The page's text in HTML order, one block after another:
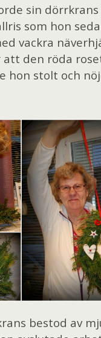
sin
som hon
vackra
att den röda
hon stolt och
bestod av